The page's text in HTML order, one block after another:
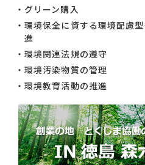
グリーン購入
環境保全に資する環境配慮
進
環境関連法規の遵守
環境汚染物質の管理
環境教育活動の推進